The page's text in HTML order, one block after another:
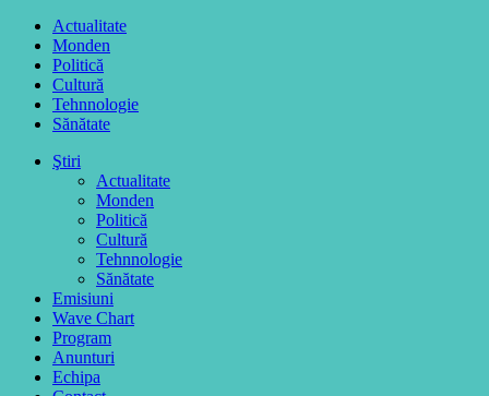
Actualitate
Monden
Politică
Cultură
Tehnnologie
Sănătate
Ştiri
Actualitate
Monden
Politică
Cultură
Tehnnologie
Sănătate
Emisiuni
Wave Chart
Program
Anunturi
Echipa